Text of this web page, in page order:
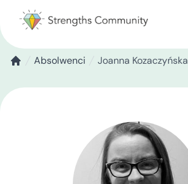
Absolwenci Joanna Kozaczyńska